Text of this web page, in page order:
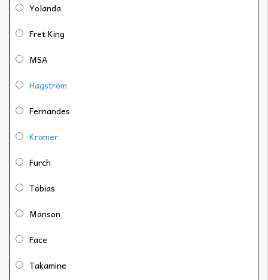
Yolanda
Fret King
MSA
Hagström
Fernandes
Kramer
Furch
Tobias
Manson
Face
Takamine